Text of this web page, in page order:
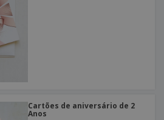
Cartões de aniversário de 2
Anos